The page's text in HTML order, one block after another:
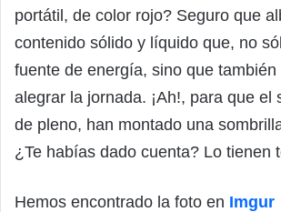
portátil, de color rojo? Seguro que
contenido sólido y líquido que, no
fuente de energía, sino que también
alegrar la jornada. ¡Ah!, para que el
de pleno, han montado una
¿Te habías dado cuenta? Lo tienen
Hemos encontrado la foto en Imgur